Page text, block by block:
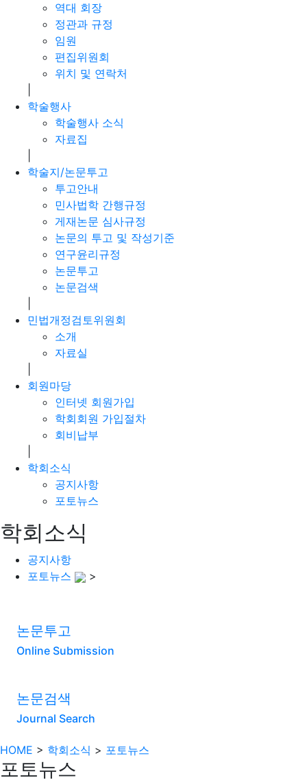
역대 회장
정관과 규정
임원
편집위원회
위치 및 연락처
학술행사
학술행사 소식
자료집
학술지/논문투고
투고안내
민사법학 간행규정
게재논문 심사규정
논문의 투고 및 작성기준
연구윤리규정
논문투고
논문검색
민법개정검토위원회
소개
자료실
회원마당
인터넷 회원가입
학회회원 가입절차
회비납부
학회소식
공지사항
포토뉴스
학회소식
공지사항
포토뉴스
>
논문투고
Online Submission
논문검색
Journal Search
HOME > 학회소식 > 포토뉴스
포토뉴스